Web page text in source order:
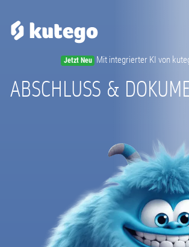
Jetzt Neu Mit integrierter KI von
ABSCHLUSS &